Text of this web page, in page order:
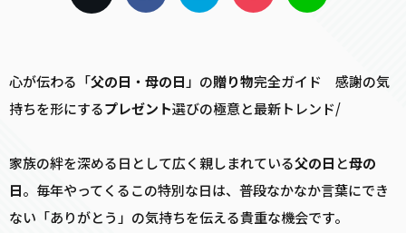
心が伝わる「父の日 ・ 母の日 」の贈り物完全ガイド 感謝の気
持ちを形にするプレゼント選びの極意と最新トレンド/
家族の絆を深める日として広く親しまれている父の日 と母の
日。毎年やってくるこの特別な日は、普段なかなか言葉にでき
ない「ありがとう」の気持ちを伝える貴重な機会です。